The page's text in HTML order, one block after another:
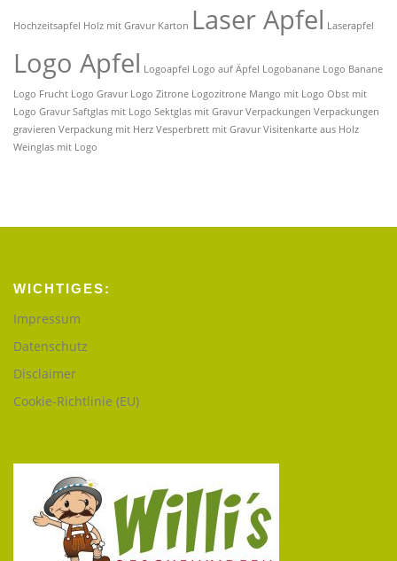
Hochzeitsapfel Holz mit Gravur Karton Laser Apfel Laserapfel
Logo Apfel Logoapfel Logo auf Äpfel Logobanane Logo Banane
Logo Frucht Logo Gravur Logo Zitrone Logozitrone Mango mit Logo Obst mit
Logo Gravur Saftglas mit Logo Sektglas mit Gravur Verpackungen Verpackungen
gravieren Verpackung mit Herz Vesperbrett mit Gravur Visitenkarte aus Holz
Weinglas mit Logo
WICHTIGES:
Impressum
Datenschutz
Disclaimer
Cookie-Richtlinie (EU)